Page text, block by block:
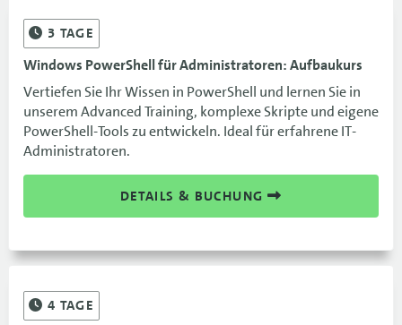
3 TAGE
Windows PowerShell für Administratoren: Aufbaukurs
Vertiefen Sie Ihr Wissen in PowerShell und lernen Sie in
unserem Advanced Training, komplexe Skripte und eigene
PowerShell-Tools zu entwickeln. Ideal für erfahrene IT-
Administratoren.
DETAILS & BUCHUNG
4 TAGE